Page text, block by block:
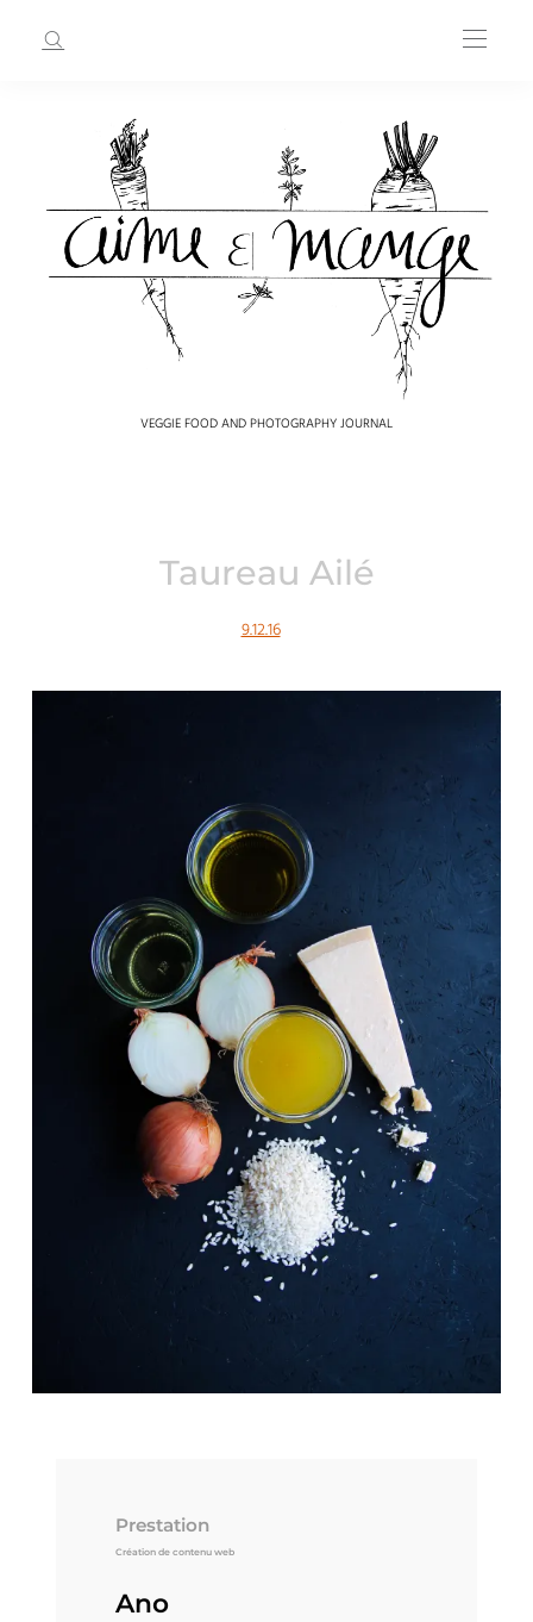
VEGGIE FOOD AND PHOTOGRAPHY JOURNAL
Taureau Ailé
9.12.16
Prestation
Création de contenu web
Ano